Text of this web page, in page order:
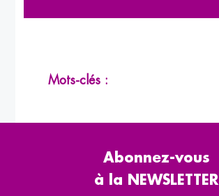
Mots-clés :
Abonnez-vous
à la NEWSLETTER